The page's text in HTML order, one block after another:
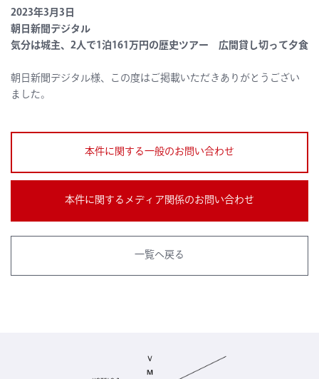
2023年3月3日
朝日新聞デジタル
気分は城主、2人で1泊161万円の歴史ツアー 広間貸し切って夕食
朝日新聞デジタル様、この度はご掲載いただきありがとうござい
ました。
本件に関する一般のお問い合わせ
本件に関するメディア関係のお問い合わせ
一覧へ戻る